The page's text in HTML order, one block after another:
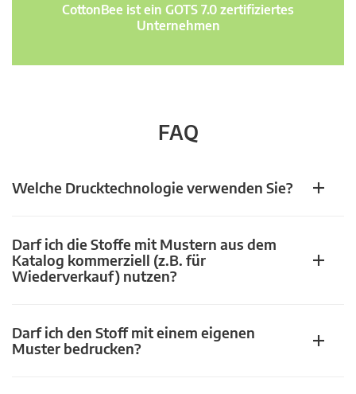
CottonBee ist ein GOTS 7.0 zertifiziertes
Unternehmen
FAQ
Welche Drucktechnologie verwenden Sie?
Darf ich die Stoffe mit Mustern aus dem
Katalog kommerziell (z.B. für
Wiederverkauf) nutzen?
Darf ich den Stoff mit einem eigenen
Muster bedrucken?